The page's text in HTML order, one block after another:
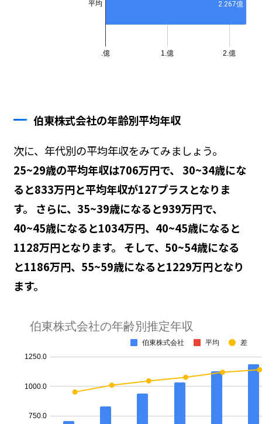
伯東株式会社の年齢別平均年収
次に、年代別の平均年収をみてみましょう。
25~29歳の平均年収は706万円で、 30~34歳にな
ると833万円と平均年収が127プラスとなりま
す。 さらに、35~39歳になると939万円で、
40~45歳になると1034万円、40~45歳になると
1128万円となります。 そして、50~54歳になる
と1186万円、55~59歳になると1229万円となり
ます。